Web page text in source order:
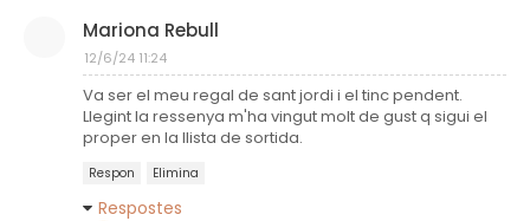
Mariona Rebull
12/6/24 11:24
Va ser el meu regal de sant jordi i el tinc pendent.
Llegint la ressenya m'ha vingut molt de gust q sigui el
proper en la llista de sortida.
Respon Elimina
Respostes